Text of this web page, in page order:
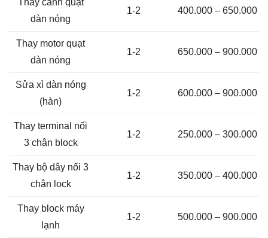
Thay cánh quạt
dàn nóng
1-2 400.000 – 650.000
Thay motor quạt
dàn nóng
1-2 650.000 – 900.000
Sửa xì dàn nóng
(hàn)
1-2 600.000 – 900.000
Thay terminal nối
3 chân block
1-2 250.000 – 300.000
Thay bộ dây nối 3
chân lock
1-2 350.000 – 400.000
Thay block máy
lạnh
1-2 500.000 – 900.000